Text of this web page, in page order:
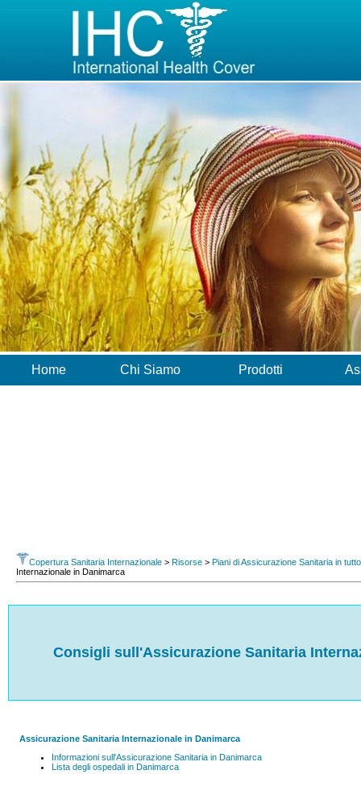
Home Chi Siamo Prodotti
Copertura Sanitaria Internazionale > Risorse > Piani di Assicurazione Sanitaria in
Internazionale in Danimarca
Consigli sull'Assicurazione Sanitaria
Assicurazione Sanitaria Internazionale in Danimarca
Informazioni sull'Assicurazione Sanitaria in Danimarca
Lista degli ospedali in Danimarca